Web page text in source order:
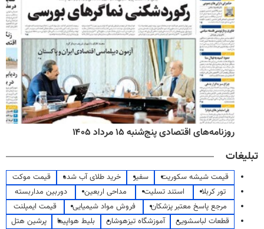
روزنامه‌های اقتصادی پنج‌شنبه ۱۵ مرداد ۱۴۰۵
تبلیغات
قیمت شیشه سکوریت سفیر خرید طلای آب شده
قیمت موکت
تور کربلا
استند تسلیت مداحی اربعین
دوربین مداربسته
مرجع پاسخ معتبر پزشکان
فروش مواد شیمیایی
قیمت ایمپلنت
قطعات لباسشویی
آموزشگاه تیزهوشان بلیط هواپیما
پرشین هتل